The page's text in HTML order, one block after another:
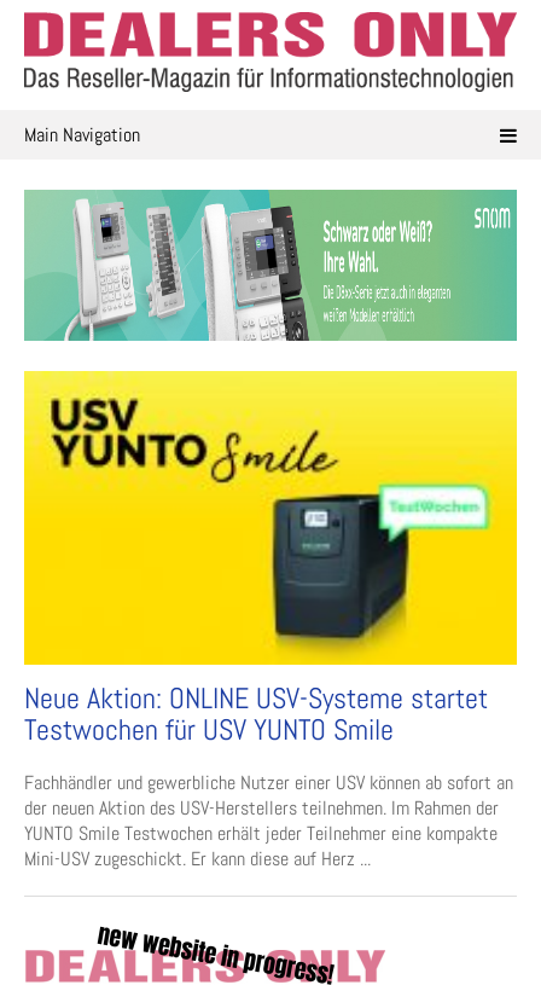
Skip
content
Main Navigation
Neue Aktion: ONLINE USV-Systeme startet
Testwochen für USV YUNTO Smile
Fachhändler und gewerbliche Nutzer einer USV können ab sofort an
der neuen Aktion des USV-Herstellers teilnehmen. Im Rahmen der
YUNTO Smile Testwochen erhält jeder Teilnehmer eine kompakte
Mini-USV zugeschickt. Er kann diese auf Herz ...